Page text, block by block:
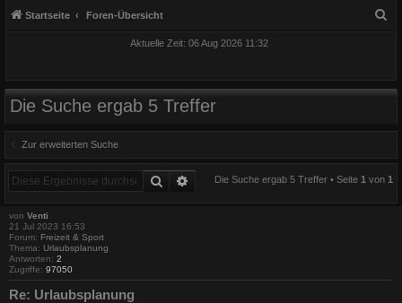
Startseite Foren-Übersicht
Aktuelle Zeit: 06 Aug 2026 11:32
Die Suche ergab 5 Treffer
Zur erweiterten Suche
Suche Erweiterte Suche
Die Suche ergab 5 Treffer • Seite 1von 1
von Venti
21 Jul 2023 16:53
Forum: Freizeit & Sport
Thema: Urlaubsplanung
Antworten: 2
Zugriffe: 97050
Re: Urlaubsplanung